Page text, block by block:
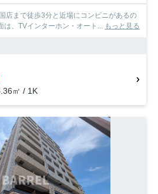
店まで徒歩3分と近場にコンビニがあるの
、TVインターホン・オート...
もっと見る
㎡ / 1K